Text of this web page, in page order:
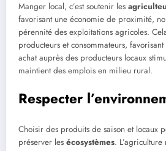
Manger local, c’est soutenir les
favorisant une économie de proximité,
pérennité des exploitations agricoles.
producteurs et consommateurs, favorisant
achat auprès des producteurs locaux
maintient des emplois en milieu rural.
Respecter
Choisir des produits de saison et locaux
préserver les écosystèmes.